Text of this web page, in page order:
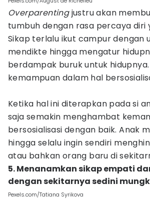
Overparentingjustru akan
tumbuh dengan rasa percaya diri
Sikap terlalu ikut campur dengan
mendikte hingga mengatur
berdampak buruk untuk
kemampuan dalam hal
Ketika hal ini diterapkan pada si
saja semakin menghambat
bersosialisasi dengan baik. Anak
hingga selalu ingin sendiri
atau bahkan orang baru di
5. Menanamkan sikap empati
dengan sekitarnya sedini
Pexels.com/Tatiana Syrikova